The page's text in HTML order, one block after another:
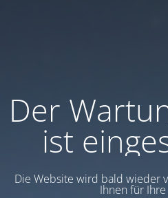
Der
ist
Die Website wird bald wieder
Ihnen für